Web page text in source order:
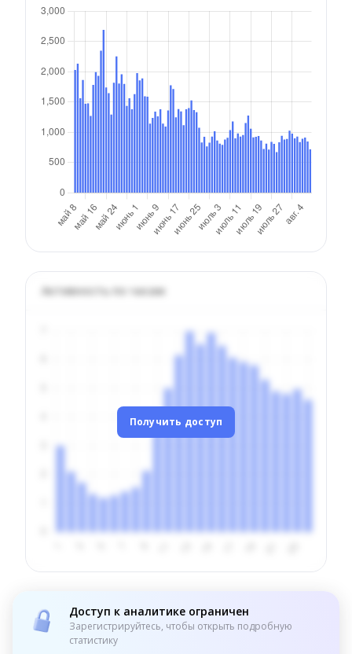
Активность по часам
Получить доступ
Доступ к аналитике ограничен
Зарегистрируйтесь, чтобы открыть подробную
статистику